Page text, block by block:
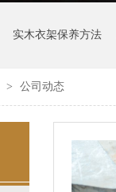
实木衣架保养方法
> 公司动态